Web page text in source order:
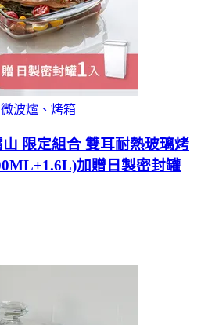
波爐、烤箱
限定組合 雙耳耐熱玻璃烤
加贈日製密封罐